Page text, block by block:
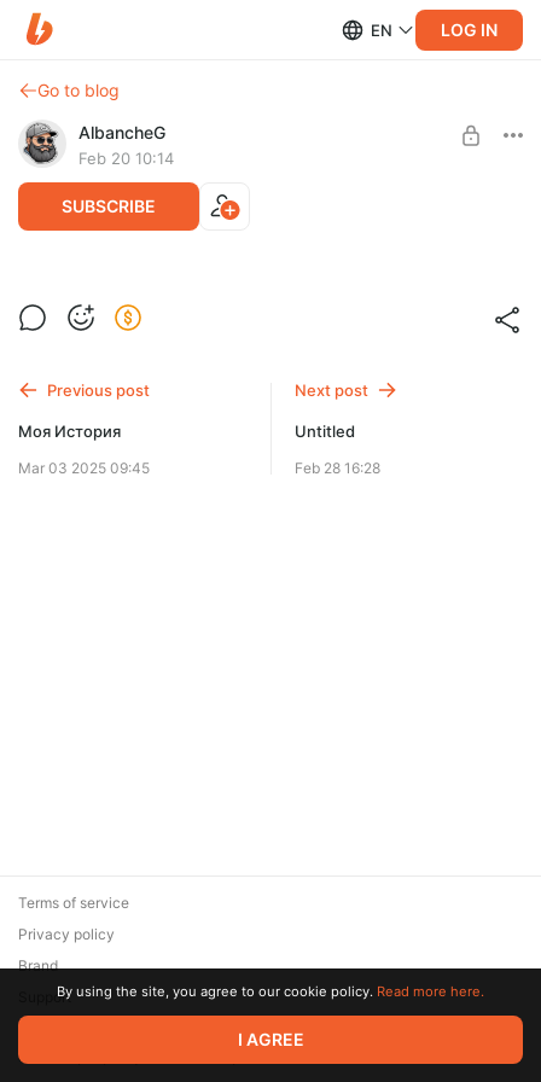
EN LOG IN
Go to blog
AlbancheG
Feb 20 10:14
SUBSCRIBE
Скидочки для всех!
к максимальным скидкам
SUBSCRIBE
Previous post
Моя История
Mar 03 2025 09:45
Next post
Untitled
Feb 28 16:28
© 2026 Zaya Solutions Limited. All rights reserved. All trademarks
are the property of their respective owners.
Terms of service
Privacy policy
Brand
SupportBy using the site, you agree to our cookie policy. Read more here.
I AGREE